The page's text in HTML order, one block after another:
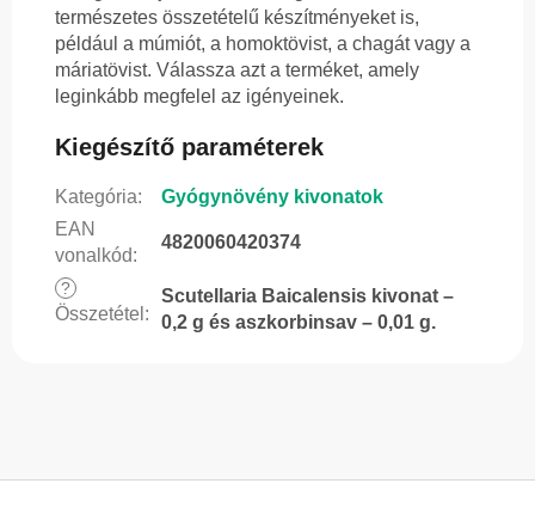
természetes összetételű készítményeket is,
például a múmiót, a homoktövist, a chagát vagy a
máriatövist. Válassza azt a terméket, amely
leginkább megfelel az igényeinek.
Kiegészítő paraméterek
Kategória:
Gyógynövény kivonatok
EAN
vonalkód:
4820060420374
?
Összetétel :
Scutellaria Baicalensis kivonat –
0,2 g és aszkorbinsav – 0,01 g.